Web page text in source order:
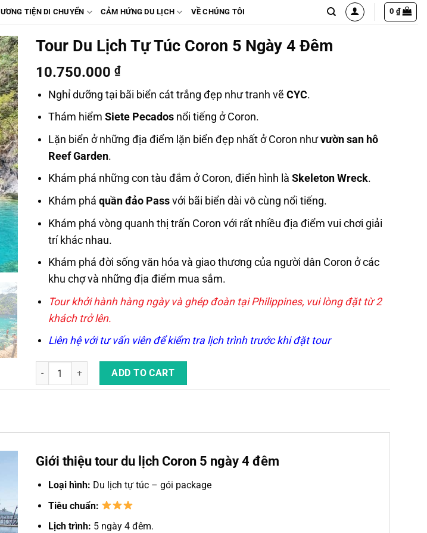
TIỆN DI CHUYỂN CẢM HỨNG DU LỊCH VỀ CHÚNG TÔI 0 ₫
Tour Du Lịch Tự Túc Coron 5 Ngày 4 Đêm
10.750.000 ₫
Nghỉ dưỡng tại bãi biển cát trắng đẹp như tranh vẽ CYC.
Thám hiểm Siete Pecadosnổi tiếng ở Coron.
Lặn biển ở những địa điểm lặn biển đẹp nhất ở Coron nhưvườn san hô
Reef Garden.
Khám phá những con tàu đắm ở Coron, điển hình là Skeleton Wreck.
Khám phá quần đảo Passvới bãi biển dài vô cùng nổi tiếng.
Khám phá vòng quanh thị trấn Coron với rất nhiều địa điểm vui chơi giải
trí khác nhau.
Khám phá đời sống văn hóa và giao thương của người dân Coron ở các
khu chợ và những địa điểm mua sắm.
Tour khởi hành hàng ngày và ghép đoàn tại Philippines, vui lòng đặt từ 2
khách trở lên.
Liên hệ với tư vấn viên để kiểm tra lịch trình trước khi đặt tour
Tour Du Lịch Tự Túc Coron 5 Ngày 4 Đêm quantity
ADD TO CART
Giới thiệu tour du lịch Coron 5 ngày 4 đêm
Loại hình: Du lịch tự túc – gói package
Tiêu chuẩn:
Lịch trình: 5 ngày 4 đêm.